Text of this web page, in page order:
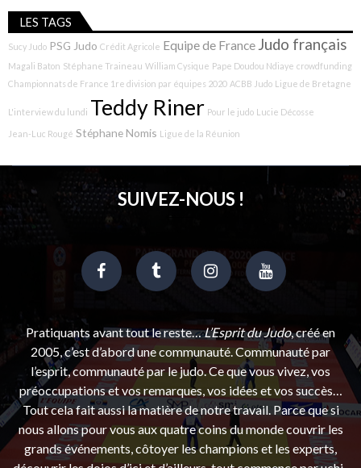
LES TAGS
Sucy Judo PSG Judo Crédit Agricole Equipe de France Judo français
Magali Baton Stéphane Traineau William Cysique Pape Doudou Ndiaye crowdfunding
Championnats de France 1re division par équipes 2020 ACBB Judo Ligue de Bretagne
L'interview du lundi Teddy Riner Pour le judo Lucie Décosse
Jean-Luc Rougé Stéphane Nomis Ligue de la Réunion
SUIVEZ-NOUS !
Pratiquants avant tout le reste…L’Esprit du Judo, créé en
2005, c’est d’abord une communauté. Communauté par
l’esprit, communauté par le judo. Ce que vous vivez, vos
préoccupations et vos remarques, vos idées et vos succès…
Tout cela fait aussi la matière de notre travail. Parce que si
nous allons pour vous aux quatre coins du monde couvrir les
grands événements, côtoyer les champions et les experts,